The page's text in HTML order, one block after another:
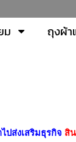
ม ถุงผ้า
ปส่งเสริมธุรกิจ สิ